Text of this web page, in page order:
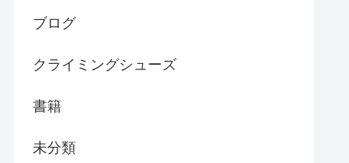
ブログ
クライミングシューズ
書籍
未分類